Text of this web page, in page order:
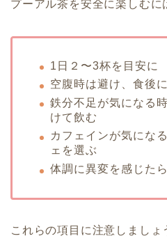
プーアル茶を安全に楽しむに
1日２〜3杯を目安に
空腹時は避け、食後
鉄分不足が気になる
けて飲む
カフェインが気にな
ェを選ぶ
体調に異変を感じた
これらの項目に注意しましょ